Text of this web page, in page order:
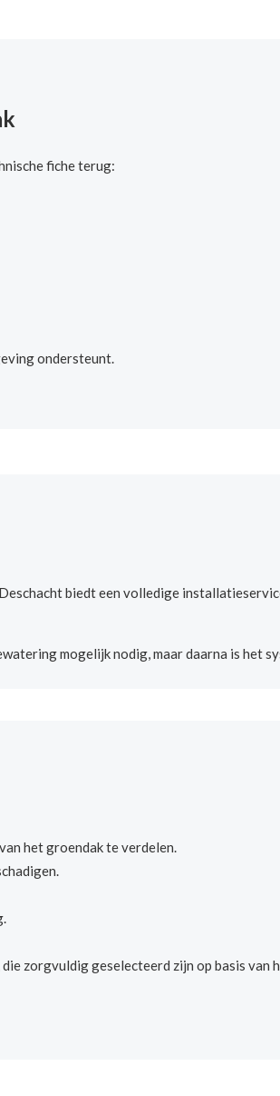
fiche terug:
ondersteunt.
biedt een volledige
mogelijk nodig, maar daarna is het
het groendak te verdelen.
zorgvuldig geselecteerd zijn op basis